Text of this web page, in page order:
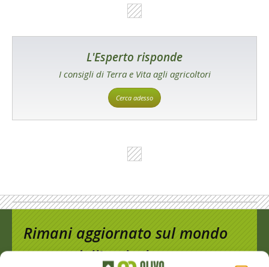
L'Esperto risponde
I consigli di Terra e Vita agli agricoltori
Cerca adesso
Rimani aggiornato sul mondo
dell’agricoltura